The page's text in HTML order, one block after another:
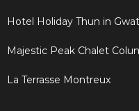
Hotel Holiday Thun in
Majestic Peak Chalet
La Terrasse Montreux